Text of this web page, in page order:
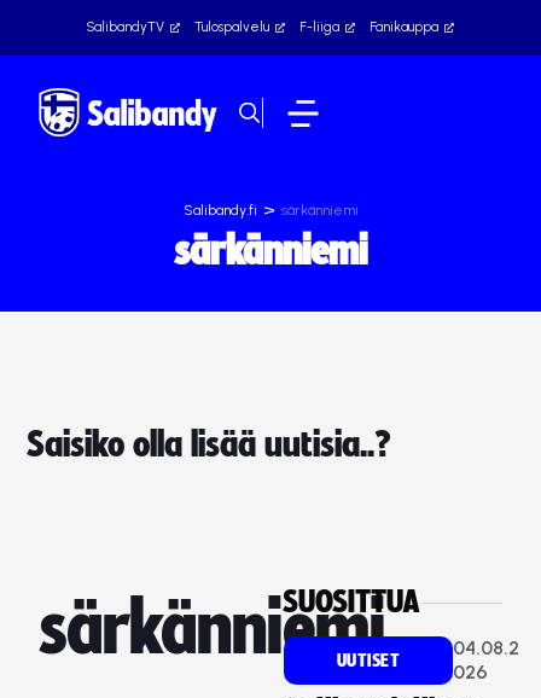
SalibandyTV Tulospalvelu F-liiga Fanikauppa
Salibandy.fi > särkänniemi
särkänniemi
Saisiko olla lisää uutisia..?
särkänniemi
SUOSITTUA
UUTISET
04.08.2
026